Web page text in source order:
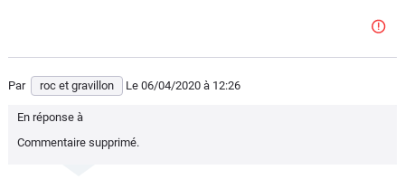
Par roc et gravillon Le 06/04/2020 à 12:26
En réponse à
Commentaire supprimé.